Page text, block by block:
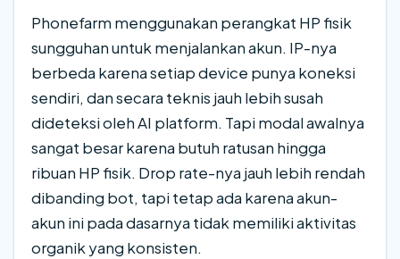
Phonefarm menggunakan perangkat HP fisik
sungguhan untuk menjalankan akun. IP-nya
berbeda karena setiap device punya koneksi
sendiri, dan secara teknis jauh lebih susah
dideteksi oleh AI platform. Tapi modal awalnya
sangat besar karena butuh ratusan hingga
ribuan HP fisik. Drop rate-nya jauh lebih rendah
dibanding bot, tapi tetap ada karena akun-
akun ini pada dasarnya tidak memiliki aktivitas
organik yang konsisten.